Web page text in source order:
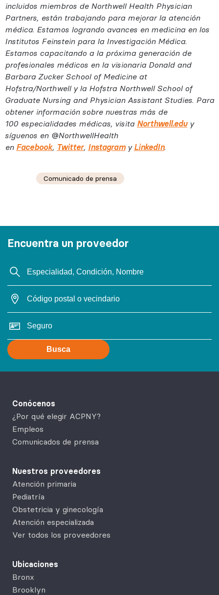
incluidos miembros de Northwell Health Physician
Partners, están trabajando para mejorar la atención
médica. Estamos logrando avances en medicina en los
Institutos Feinstein para la Investigación Médica.
Estamos capacitando a la próxima generación de
profesionales médicos en la visionaria Donald and
Barbara Zucker School of Medicine at
Hofstra/Northwell y la Hofstra Northwell School of
Graduate Nursing and Physician Assistant Studies. Para
obtener información sobre nuestras más de
100 especialidades médicas, visita Northwell.eduy
síguenos en @NorthwellHealth
en Facebook, Twitter, Instagramy LinkedIn.
Comunicado de prensa
Encuentra un proveedor
Busca
Conócenos
¿Por qué elegir ACPNY?
Empleos
Comunicados de prensa
Nuestros proveedores
Atención primaria
Pediatría
Obstetricia y ginecología
Atención especializada
Ver todos los proveedores
Ubicaciones
Bronx
Brooklyn